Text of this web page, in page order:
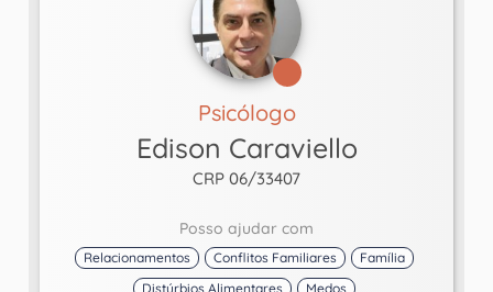
Psicólogo
Edison Caraviello
CRP 06/33407
Posso ajudar com
Relacionamentos Conflitos Familiares
Família
Distúrbios Alimentares
Medos